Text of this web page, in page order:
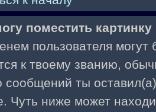
поместить
пользователя могут
к твоему званию,
сообщений ты
Чуть ниже может